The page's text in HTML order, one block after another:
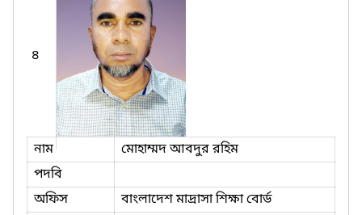
৪
নাম
মোহাম্মদ আবদুর রহিম
পদবি
অফিস
বাংলাদেশ মাদ্রাসা শিক্ষা বোর্ড